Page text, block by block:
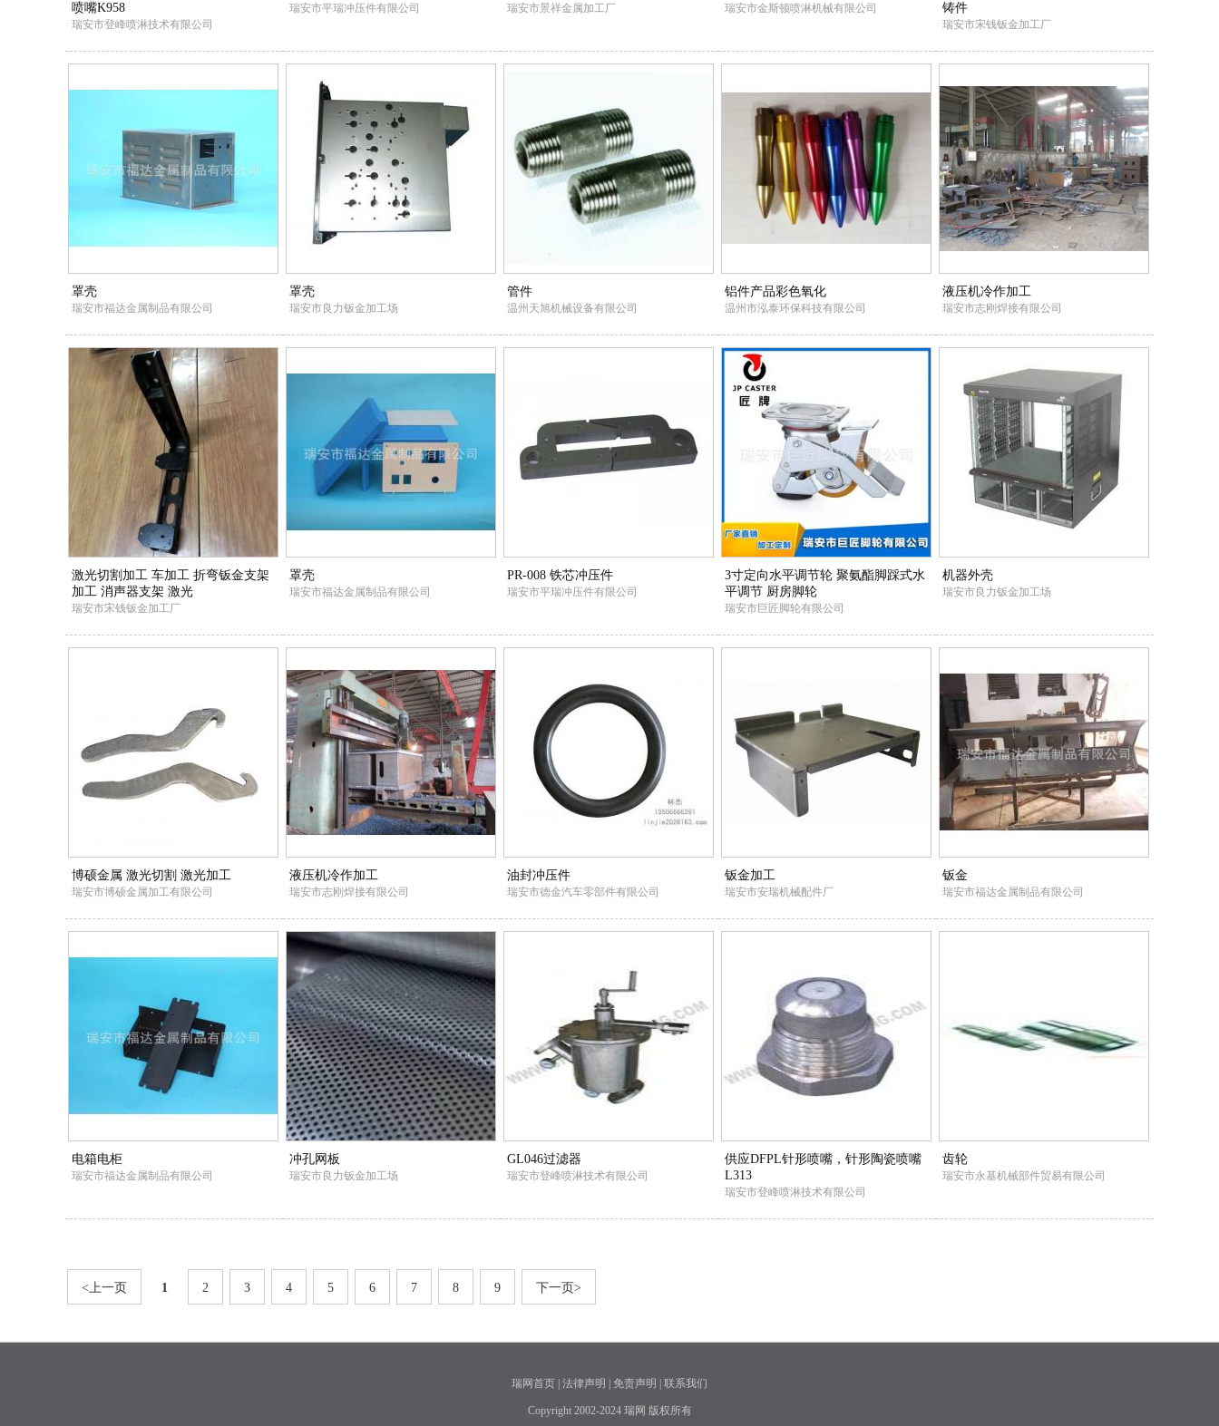
喷嘴K958
瑞安市登峰喷淋技术有限公司
瑞安市平瑞冲压件有限公司 瑞安市景祥金属加工厂 瑞安市金斯顿喷淋机械有限公司
铸件
瑞安市宋钱钣金加工厂
罩壳
瑞安市福达金属制品有限公司
罩壳
瑞安市良力钣金加工场
管件
温州天旭机械设备有限公司
铝件产品彩色氧化
温州市泓泰环保科技有限公司
液压机冷作加工
瑞安市志刚焊接有限公司
激光切割加工 车加工 折弯钣金支架
加工 消声器支架 激光
瑞安市宋钱钣金加工厂
罩壳
瑞安市福达金属制品有限公司
PR-008 铁芯冲压件
瑞安市平瑞冲压件有限公司
3寸定向水平调节轮 聚氨酯脚踩式水
平调节 厨房脚轮
瑞安市巨匠脚轮有限公司
机器外壳
瑞安市良力钣金加工场
博硕金属 激光切割 激光加工
瑞安市博硕金属加工有限公司
液压机冷作加工
瑞安市志刚焊接有限公司
油封冲压件
瑞安市德金汽车零部件有限公司
钣金加工
瑞安市安瑞机械配件厂
钣金
瑞安市福达金属制品有限公司
电箱电柜
瑞安市福达金属制品有限公司
冲孔网板
瑞安市良力钣金加工场
GL046过滤器
瑞安市登峰喷淋技术有限公司
供应DFPL针形喷嘴，针形陶瓷喷嘴
L313
瑞安市登峰喷淋技术有限公司
齿轮
瑞安市永基机械部件贸易有限公司
<上一页 1 2 3 4 5 6 7 8 9 下一页>
瑞网首页 法律声明 免责声明 联系我们
Copyright 2002-2024 瑞网 版权所有